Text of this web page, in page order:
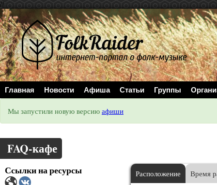
//
Главная Новости Афиша Статьи Группы
Мы запустили новую версию афиши
FAQ-кафе
Ссылки на ресурсы Расположение Время